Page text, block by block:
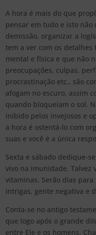
A hora é mais do que
pensar em tudo e isto
demissão, organizar a
tem a ver com os
mental e física e que não
preocupações, culpas,
procrastinação etc., são
afogam no escuro, assim
quando bloqueiam o sol.
inibido pelos invejosos e
a hora é ostentá-lo com
suas e você é a única
Sexta e sábado dedique-
vivo na imunidade. Talvez
vitaminas. Serão dias
intrigas, gente negativa e
Conta-se no antigo
que logo após o grande
entre Ele e os homens.